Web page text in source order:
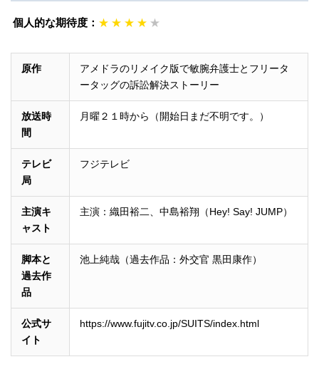
個人的な期待度： ★ ★ ★ ★ ★
原作
アメドラのリメイク版で敏腕弁護士とフリータ
ータッグの訴訟解決ストーリー
放送時
間
月曜２１時から（開始日まだ不明です。）
テレビ
局
フジテレビ
主演キ
ャスト
主演：織田裕二、中島裕翔（Hey! Say! JUMP）
脚本と
過去作
品
池上純哉（過去作品：外交官 黒田康作）
公式サ
イト
https://www.fujitv.co.jp/SUITS/index.html